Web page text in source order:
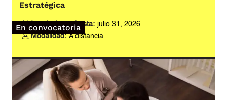
En convocatoria
Estratégica
Inscripciones hasta: julio 31, 2026
Modalidad: A distancia